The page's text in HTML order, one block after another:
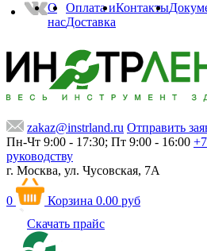
О
нас
Оплата и
Доставка
Контакты
zakaz@instrland.ru Отправить
Пн-Чт 9:00 - 17:30; Пт 9:00 - 16:00
руководству
г. Москва, ул. Чусовская, 7А
0 Корзина 0.00 руб
Скачать прайс